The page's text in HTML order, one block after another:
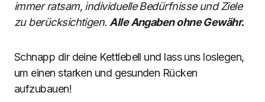
immer ratsam, individuelle Bedürfnisse und Ziele
zu berücksichtigen. Alle Angaben ohne Gewähr.
Schnapp dir deine Kettlebell und lass uns loslegen,
um einen starken und gesunden Rücken
aufzubauen!